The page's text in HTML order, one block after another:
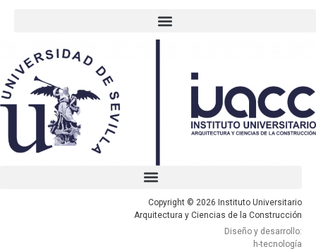
Copyright © 2026 Instituto Universitario
Arquitectura y Ciencias de la Construcción
Diseño y desarrollo:
h-tecnología